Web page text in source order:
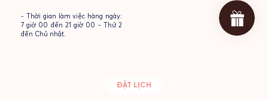
- Thời gian làm việc hàng ngày:
7 giờ 00 đến 21 giờ 00 - Thứ 2
đến Chủ nhật.
ĐẶT LỊCH